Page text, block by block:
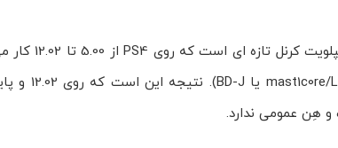
و هِن عمومی ندارد.